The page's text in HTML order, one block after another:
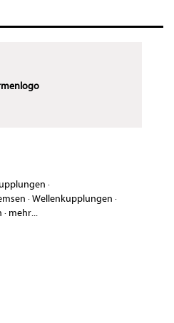
·
·Wellenkupplungen ·
· mehr...